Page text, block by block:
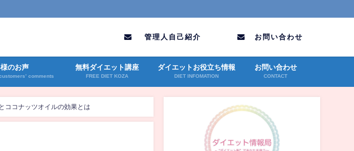
管理人自己紹介 お問い合わせ
のお声
comments
無料ダイエット講座
FREE DIET KOZA
ダイエットお役立ち情報
DIET INFOMATION
お問い合わせ
CONTACT
ココナッツオイルの効果とは